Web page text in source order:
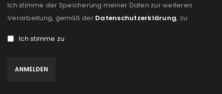
REGISTRIEREN
E-Mail-Adresse
Ich stimme der Speicherung meiner Daten zur weiteren
Verarbeitung, gemäß der Datenschutzerklärung, zu:
Ich stimme zu